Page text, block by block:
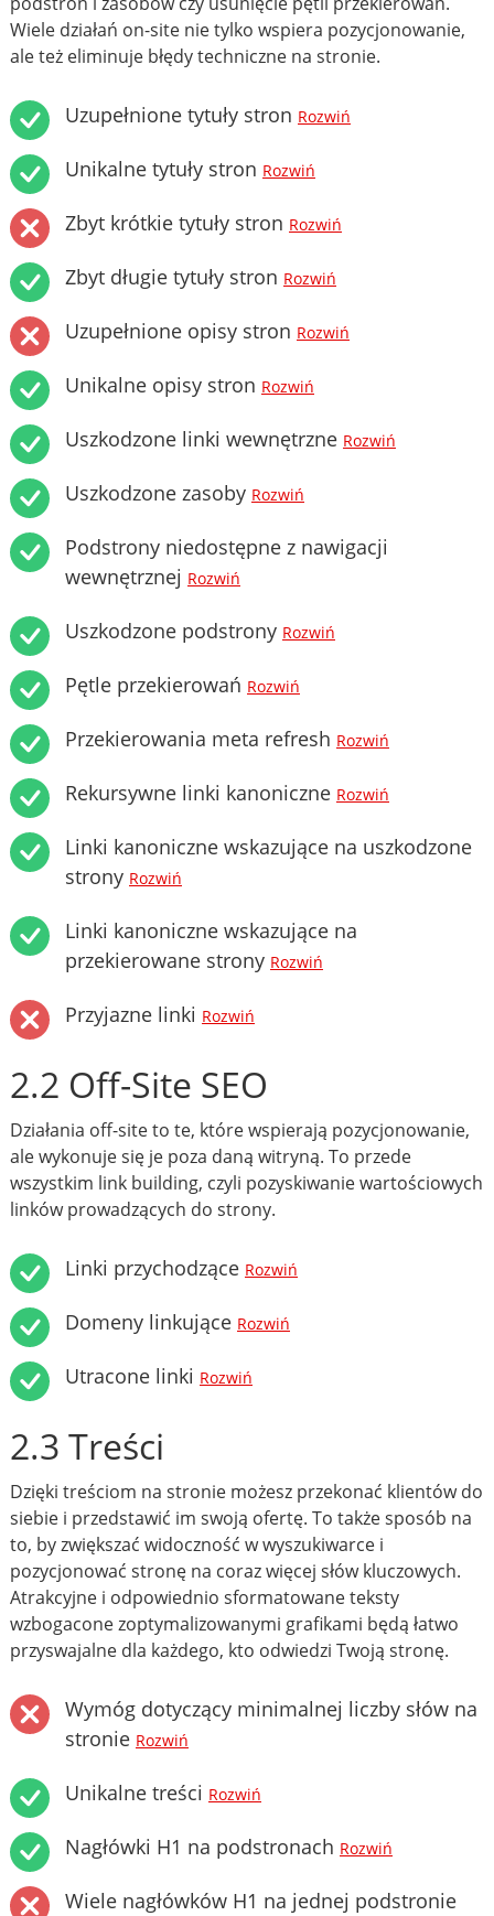
Wiele działań on-site nie tylko wspiera pozycjonowanie,
ale też eliminuje błędy techniczne na stronie.
Uzupełnione tytuły stron Rozwiń
Unikalne tytuły stron Rozwiń
Zbyt krótkie tytuły stron Rozwiń
Zbyt długie tytuły stron Rozwiń
Uzupełnione opisy stron Rozwiń
Unikalne opisy stron Rozwiń
Uszkodzone linki wewnętrzne Rozwiń
Uszkodzone zasoby Rozwiń
Podstrony niedostępne z nawigacji
wewnętrznej Rozwiń
Uszkodzone podstrony Rozwiń
Pętle przekierowań Rozwiń
Przekierowania meta refresh Rozwiń
Rekursywne linki kanoniczne Rozwiń
Linki kanoniczne wskazujące na uszkodzone
strony Rozwiń
Linki kanoniczne wskazujące na
przekierowane strony Rozwiń
Przyjazne linki Rozwiń
2.2 Off-Site SEO
Działania off-site to te, które wspierają pozycjonowanie,
ale wykonuje się je poza daną witryną. To przede
wszystkim link building, czyli pozyskiwanie wartościowych
linków prowadzących do strony.
Linki przychodzące Rozwiń
Domeny linkujące Rozwiń
Utracone linki Rozwiń
2.3 Treści
Dzięki treściom na stronie możesz przekonać klientów do
siebie i przedstawić im swoją ofertę. To także sposób na
to, by zwiększać widoczność w wyszukiwarce i
pozycjonować stronę na coraz więcej słów kluczowych.
Atrakcyjne i odpowiednio sformatowane teksty
wzbogacone zoptymalizowanymi grafikami będą łatwo
przyswajalne dla każdego, kto odwiedzi Twoją stronę.
Wymóg dotyczący minimalnej liczby słów na
stronie Rozwiń
Unikalne treści Rozwiń
Nagłówki H1 na podstronach Rozwiń
Wiele nagłówków H1 na jednej podstronie